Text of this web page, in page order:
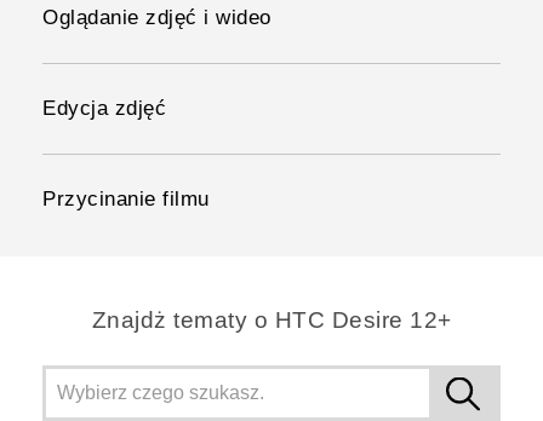
Oglądanie zdjęć i wideo
Edycja zdjęć
Przycinanie filmu
Znajdż tematy o HTC Desire 12+